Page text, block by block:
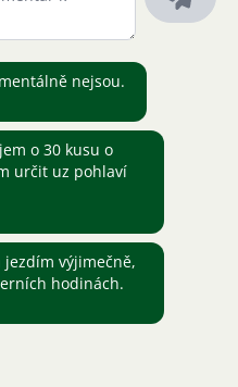
nejsou.
o 30 kusu o
určit uz pohlaví
jezdím výjimečně,
hodinách.